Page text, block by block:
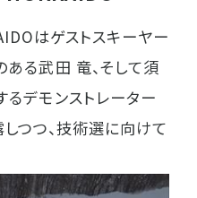
はゲストスキーヤー
る武田 竜、そして須
デモンストレーター
つつ、技術選に向けて